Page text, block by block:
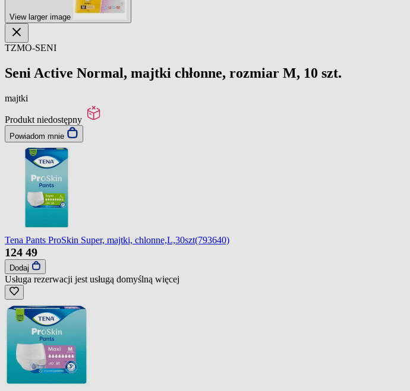
View larger image
TZMO-SENI
Seni Active Normal, majtki chłonne, rozmiar M, 10 szt.
majtki
Produkt niedostępny
Powiadom mnie
Tena Pants ProSkin Super, majtki, chlonne,L,30szt(793640)
124 49
Dodaj
Usługa rezerwacji jest usługą domyślną więcej